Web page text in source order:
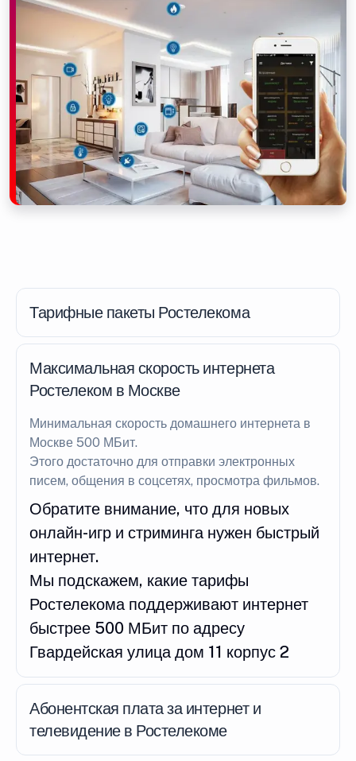
Тарифные пакеты Ростелекома
Максимальная скорость интернета
Ростелеком в Москве
Минимальная скорость домашнего интернета в
Москве 500 МБит.
Этого достаточно для отправки электронных
писем, общения в соцсетях, просмотра фильмов.
Обратите внимание, что для новых
онлайн-игр и стриминга нужен быстрый
интернет.
Мы подскажем, какие тарифы
Ростелекома поддерживают интернет
быстрее 500 МБит по адресу
Гвардейская улица дом 11 корпус 2
Абонентская плата за интернет и
телевидение в Ростелекоме